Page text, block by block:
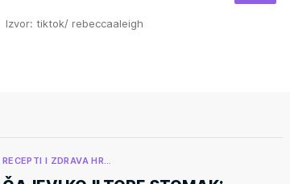
Izvor: tiktok/ rebeccaaleigh
RECEPTI I ZDRAVA HR…